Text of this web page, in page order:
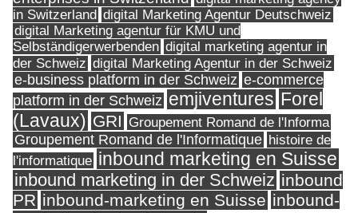
in Switzerland digital Marketing Agentur Deutschweiz
digital Marketing agentur für KMU und
Selbständigerwerbenden digital marketing agentur in
der Schweiz digital Marketing Agentur in der Schweiz
e-business platform in der Schweiz e-commerce
platform in der Schweiz emjiventures Forel
(Lavaux) GRI Groupement Romand de l'Informa
Groupement Romand de l'Informatique histoire de
l'informatique inbound marketing en Suisse
inbound marketing in der Schweiz inbound
PR inbound-marketing en Suisse inbound-